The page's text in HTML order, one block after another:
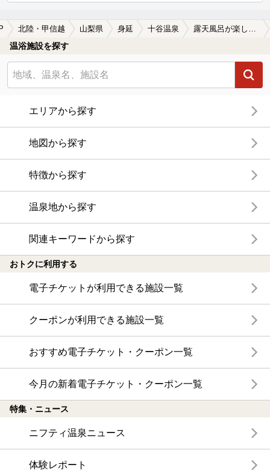
北陸・甲信越 山梨県 身延 十谷温泉
温浴施設を探す
エリアから探す
地図から探す
特徴から探す
温泉地から探す
関連キーワードから探す
おトクに利用する
電子チケットが利用できる施設一覧
クーポンが利用できる施設一覧
おすすめ電子チケット・クーポン一覧
今月の新着電子チケット・クーポン一覧
特集・ニュース
ニフティ温泉ニュース
体験レポート